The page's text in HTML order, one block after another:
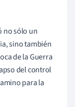
no sólo un
sino también
de la Guerra
del control
para la